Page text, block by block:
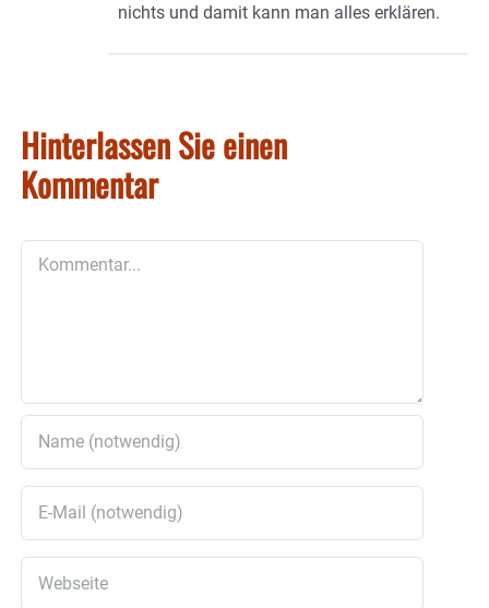
nichts und damit kann man alles erklären.
Hinterlassen Sie einen
Kommentar